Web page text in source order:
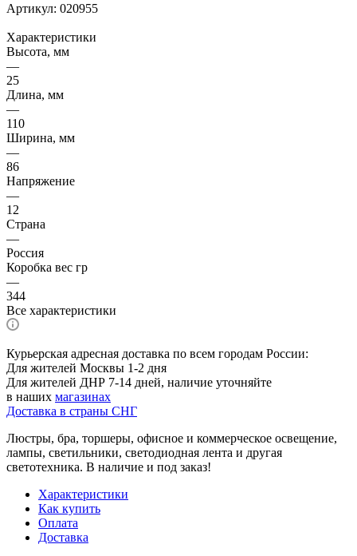
Артикул: 020955
Характеристики
Высота, мм
—
25
Длина, мм
—
110
Ширина, мм
—
86
Напряжение
—
12
Страна
—
Россия
Коробка вес гр
—
344
Все характеристики
Курьерская адресная доставка по всем городам России:
Для жителей Москвы 1-2 дня
Для жителей ДНР 7-14 дней, наличие уточняйте
в наших магазинах
Доставка в страны СНГ
Люстры, бра, торшеры, офисное и коммерческое освещение,
лампы, светильники, светодиодная лента и другая
светотехника. В наличие и под заказ!
Характеристики
Как купить
Оплата
Доставка